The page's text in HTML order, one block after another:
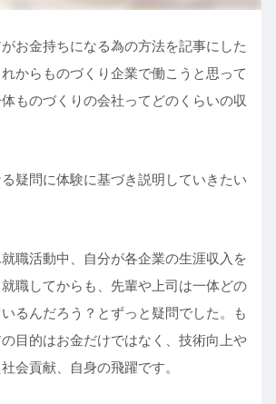
お金持ちになる為の方法を記事にした
からものづくり企業で働こうと思って
ものづくりの会社ってどのくらいの収
疑問に体験に基づき説明していきたい
職活動中、自分が各企業の生涯収入を
職してからも、先輩や上司は一体どの
るんだろう？とずっと疑問でした。も
目的はお金だけではなく、技術向上や
会貢献、自身の飛躍です。